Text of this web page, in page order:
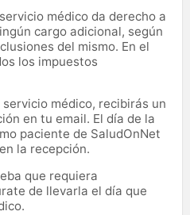
médico da derecho a
cargo adicional, según
del mismo. En el
los impuestos
médico, recibirás un
en tu email. El día de la
paciente de SaludOnNet
la recepción.
que requiera
de llevarla el día que